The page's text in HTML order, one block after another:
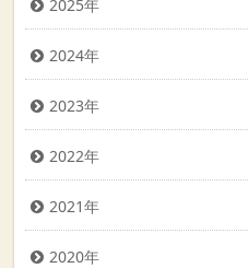
2025年
2024年
2023年
2022年
2021年
2020年